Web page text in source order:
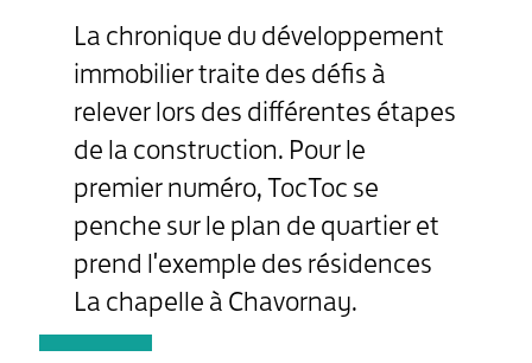
La chronique du développement
immobilier traite des défis à
relever lors des différentes étapes
de la construction. Pour le
premier numéro, TocToc se
penche sur le plan de quartier et
prend l'exemple des résidences
La chapelle à Chavornay.